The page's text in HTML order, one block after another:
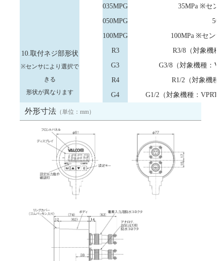
035MPG
35MPa ※セ
050MPG
100MPG
100MPa ※セン
10.取付ネジ部形状
※センサにより選択で
きる
形状が異なります
R3
R3/8（対象機
G3
G3/8（対象機種：
R4
R1/2（対象機種
G4
G1/2（対象機種：
外形寸法 （単位：mm）